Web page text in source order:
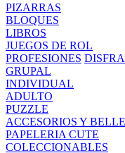
PIZARRAS
BLOQUES
LIBROS
JUEGOS DE ROL
PROFESIONES
GRUPAL
INDIVIDUAL
ADULTO
PUZZLE
ACCESORIOS Y
PAPELERIA CUTE
COLECCIONABLES